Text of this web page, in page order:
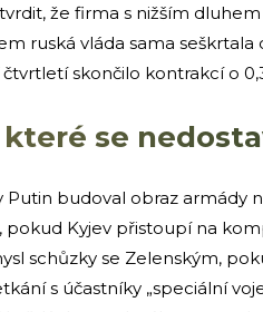
že firma s nižším
ruská vláda sama seškrtala
skončilo kontrakcí o
se
budoval obraz armády
Kyjev přistoupí na
schůzky se Zelenským,
s účastníky „speciální